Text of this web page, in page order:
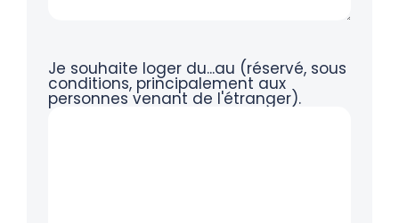
Je souhaite loger du...au (réservé, sous
conditions, principalement aux
personnes venant de l'étranger).